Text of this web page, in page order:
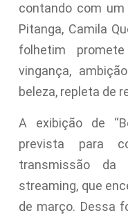
contando com
Pitanga, Camila
folhetim
vingança,
beleza, repleta de
A exibição de
prevista para
transmissão da
streaming, que
de março. Dessa